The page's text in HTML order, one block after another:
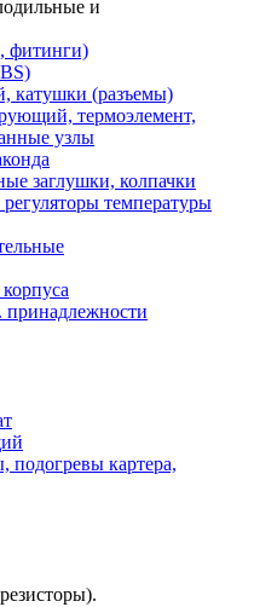
и
фитинги)
катушки (разъемы)
термоэлемент,
узлы
заглушки, колпачки
температуры
принадлежности
картера,